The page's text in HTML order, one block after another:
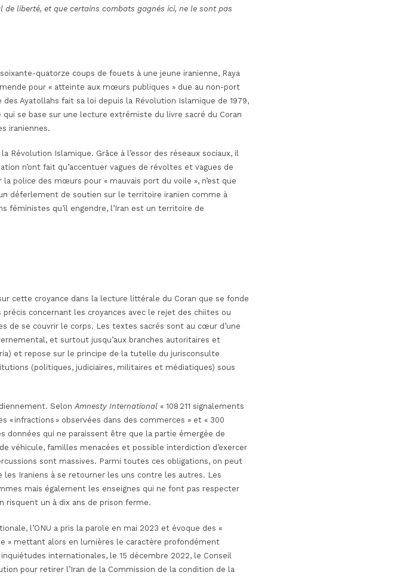
de liberté, et que certains combats gagnés ici, ne le sont pas
quatorze coups de fouets à une jeune iranienne, Raya
pour « atteinte aux mœurs publiques » due au non-port
Ayatollahs fait sa loi depuis la Révolution Islamique de 1979,
qui se base sur une lecture extrémiste du livre sacré du Coran
iraniennes.
Révolution Islamique. Grâce à l’essor des réseaux sociaux, il
n’ont fait qu’accentuer vagues de révoltes et vagues de
police des mœurs pour « mauvais port du voile », n’est que
déferlement de soutien sur le territoire iranien comme à
féministes qu’il engendre, l’Iran est un territoire de
cette croyance dans la lecture littérale du Coran que se fonde
concernant les croyances avec le rejet des chiites ou
de se couvrir le corps. Les textes sacrés sont au cœur d’une
et surtout jusqu’aux branches autoritaires et
et repose sur le principe de la tutelle du jurisconsulte
(politiques, judiciaires, militaires et médiatiques) sous
SelonAmnesty International « 108 211 signalements
infractions » observées dans des commerces » et « 300
données qui ne paraissent être que la partie émergée de
véhicule, familles menacées et possible interdiction d’exercer
sont massives. Parmi toutes ces obligations, on peut
les Iraniens à se retourner les uns contre les autres. Les
mais également les enseignes qui ne font pas respecter
risquent un à dix ans de prison ferme.
l’ONU a pris la parole en mai 2023 et évoque des «
» mettant alors en lumières le caractère profondément
internationales, le 15 décembre 2022, le Conseil
pour retirer l’Iran de la Commission de la condition de la